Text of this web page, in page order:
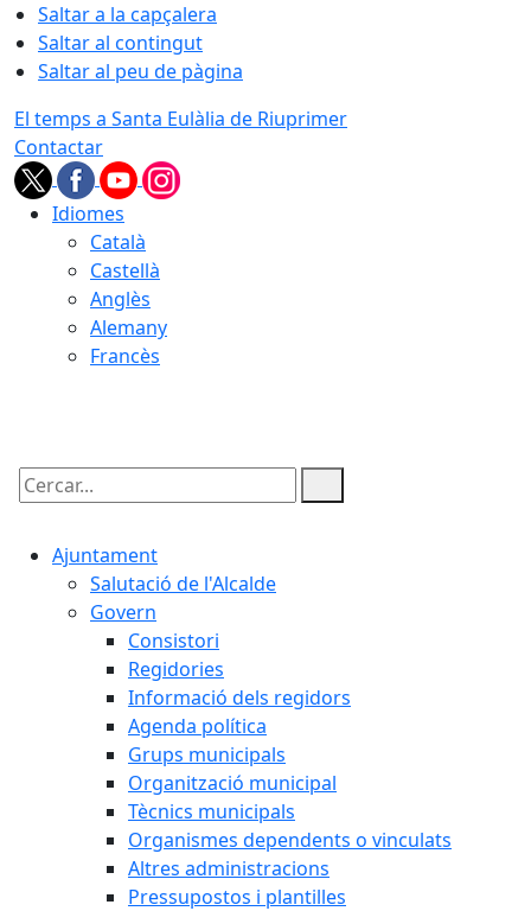
Saltar a la capçalera
Saltar al contingut
Saltar al peu de pàgina
El temps a Santa Eulàlia de Riuprimer
Contactar
Idiomes
Català
Castellà
Anglès
Alemany
Francès
Cercar:
Ajuntament
Salutació de l'Alcalde
Govern
Consistori
Regidories
Informació dels regidors
Agenda política
Grups municipals
Organització municipal
Tècnics municipals
Organismes dependents o vinculats
Altres administracions
Pressupostos i plantilles